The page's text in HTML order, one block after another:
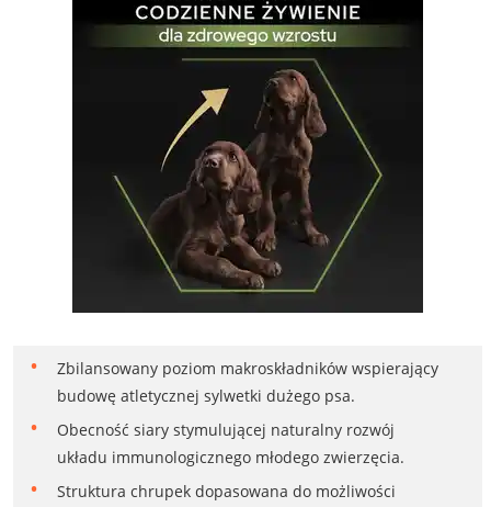
Zbilansowany poziom makroskładników wspierający
budowę atletycznej sylwetki dużego psa.
Obecność siary stymulującej naturalny rozwój
układu immunologicznego młodego zwierzęcia.
Struktura chrupek dopasowana do możliwości